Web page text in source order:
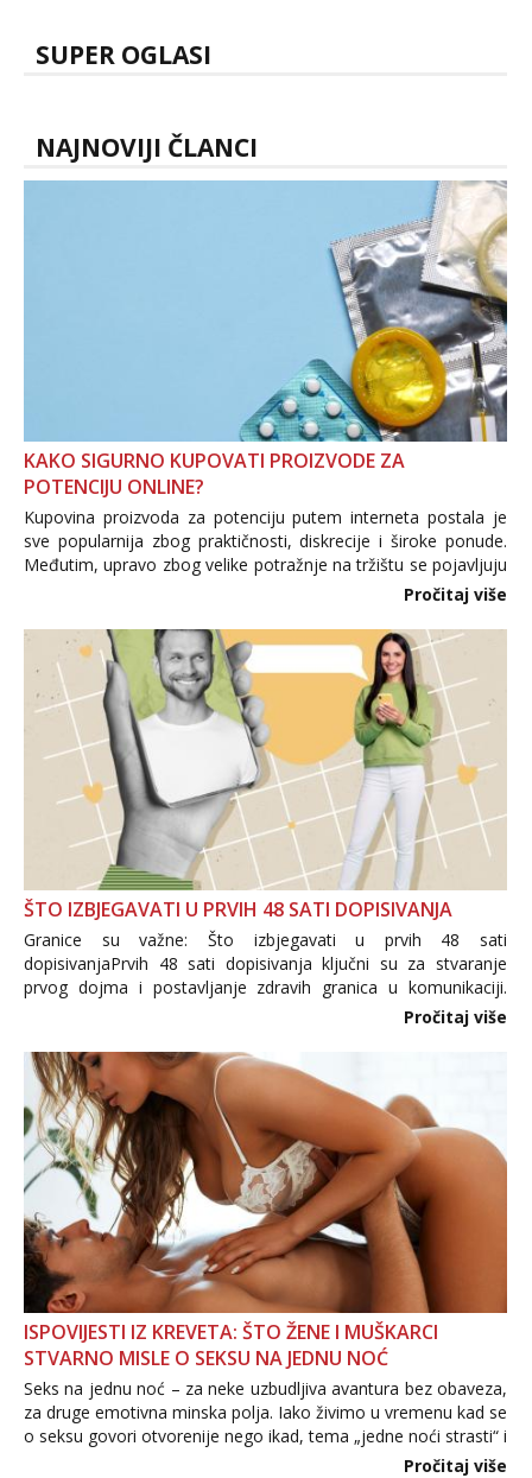
SUPER OGLASI
NAJNOVIJI ČLANCI
KAKO SIGURNO KUPOVATI PROIZVODE ZA
POTENCIJU ONLINE?
Kupovina proizvoda za potenciju putem interneta postala je
sve popularnija zbog praktičnosti, diskrecije i široke ponude.
Međutim, upravo zbog velike potražnje na tržištu se pojavljuju
i brojni krivotvoreni proizvodi, nepouzdane internetske
Pročitaj više
ŠTO IZBJEGAVATI U PRVIH 48 SATI DOPISIVANJA
Granice su važne: Što izbjegavati u prvih 48 sati
dopisivanjaPrvih 48 sati dopisivanja ključni su za stvaranje
prvog dojma i postavljanje zdravih granica u komunikaciji.
Važno je izbjeći prebrzo otkrivanje osobnih ili intimnih
informacija, jer nepoznata osoba još nije zaslužila to
povjerenje. Takođe...
Pročitaj više
ISPOVIJESTI IZ KREVETA: ŠTO ŽENE I MUŠKARCI
STVARNO MISLE O SEKSU NA JEDNU NOĆ
Seks na jednu noć – za neke uzbudljiva avantura bez obaveza,
za druge emotivna minska polja. Iako živimo u vremenu kad se
o seksu govori otvorenije nego ikad, tema „jedne noći strasti“ i
dalje izaziva burne rasprave. Što zapravo misle žene, a što
Pročitaj više